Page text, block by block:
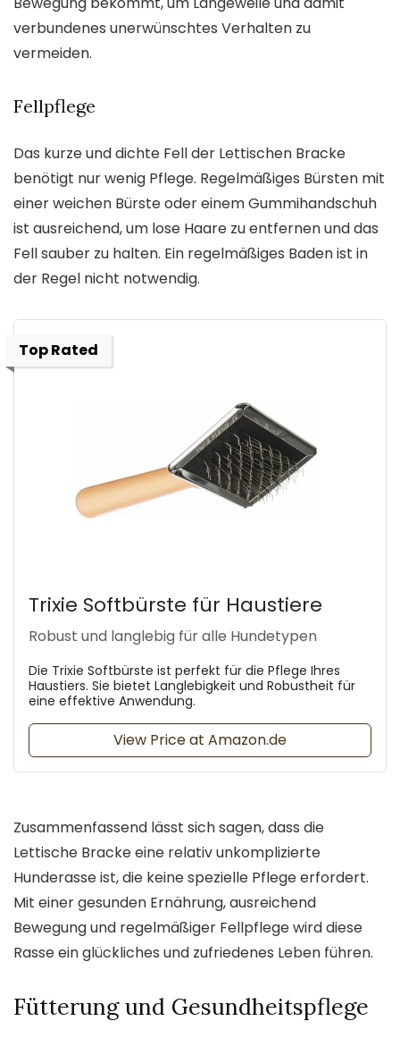
verbundenes unerwünschtes Verhalten zu
vermeiden.
Fellpflege
Das kurze und dichte Fell der Lettischen Bracke
benötigt nur wenig Pflege. Regelmäßiges Bürsten mit
einer weichen Bürste oder einem Gummihandschuh
ist ausreichend, um lose Haare zu entfernen und das
Fell sauber zu halten. Ein regelmäßiges Baden ist in
der Regel nicht notwendig.
Top Rated
Trixie Softbürste für Haustiere
Robust und langlebig für alle Hundetypen
Die Trixie Softbürste ist perfekt für die Pflege Ihres
Haustiers. Sie bietet Langlebigkeit und Robustheit für
eine effektive Anwendung.
View Price at Amazon.de
Zusammenfassend lässt sich sagen, dass die
Lettische Bracke eine relativ unkomplizierte
Hunderasse ist, die keine spezielle Pflege erfordert.
Mit einer gesunden Ernährung, ausreichend
Bewegung und regelmäßiger Fellpflege wird diese
Rasse ein glückliches und zufriedenes Leben führen.
Fütterung und Gesundheitspflege